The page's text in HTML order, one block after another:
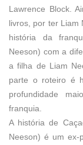
Lawrence Block.
livros, por ter Liam
história da
Neeson) com a
a filha de Liam
parte o roteiro é
profundidade
franquia.
A história de
Neeson) é um ex-